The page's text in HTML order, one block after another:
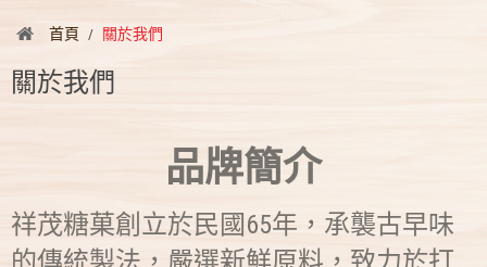
首頁 關於我們
關於我們
品牌簡介
祥茂糖菓創立於民國65年，承襲古早味